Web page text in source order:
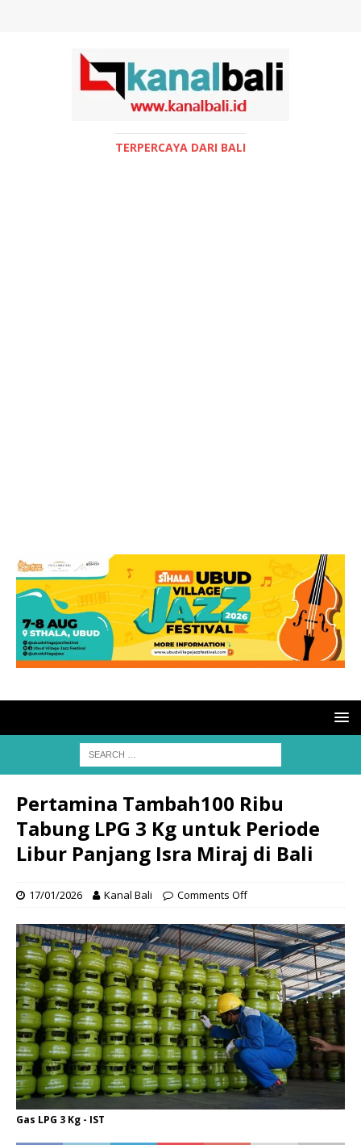
TERPERCAYA DARI BALI
Pertamina Tambah100 Ribu
Tabung LPG 3 Kg untuk Periode
Libur Panjang Isra Miraj di Bali
17/01/2026 Kanal Bali Comments Off
Gas LPG 3 Kg - IST